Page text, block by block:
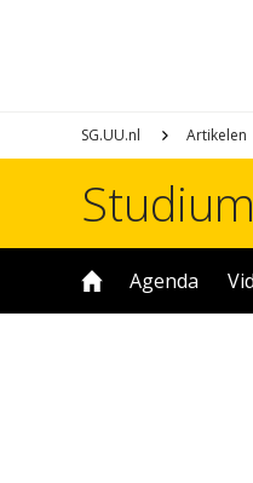
SG.UU.nl Artikelen
Agenda